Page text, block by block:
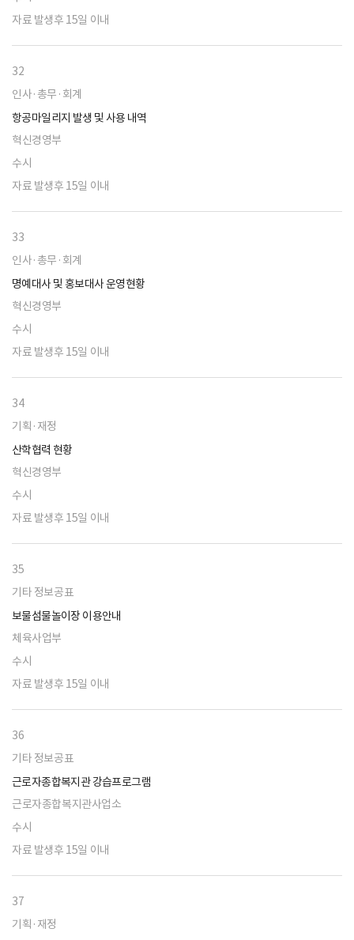
자료 발생후 15일 이내
32
인사·총무·회계
항공마일리지 발생 및 사용 내역
혁신경영부
수시
자료 발생후 15일 이내
33
인사·총무·회계
명예대사 및 홍보대사 운영현황
혁신경영부
수시
자료 발생후 15일 이내
34
기획·재정
산학협력 현황
혁신경영부
수시
자료 발생후 15일 이내
35
기타 정보공표
보물섬물놀이장 이용안내
체육사업부
수시
자료 발생후 15일 이내
36
기타 정보공표
근로자종합복지관 강습프로그램
근로자종합복지관사업소
수시
자료 발생후 15일 이내
37
기획·재정